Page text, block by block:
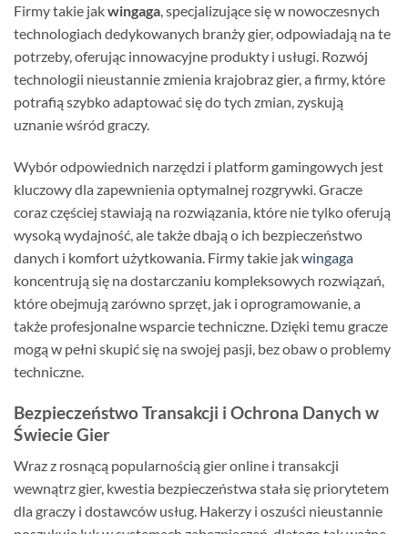
Firmy takie jakwingaga, specjalizujące się w nowoczesnych
technologiach dedykowanych branży gier, odpowiadają na te
potrzeby, oferując innowacyjne produkty i usługi. Rozwój
technologii nieustannie zmienia krajobraz gier, a firmy, które
potrafią szybko adaptować się do tych zmian, zyskują
uznanie wśród graczy.
Wybór odpowiednich narzędzi i platform gamingowych jest
kluczowy dla zapewnienia optymalnej rozgrywki. Gracze
coraz częściej stawiają na rozwiązania, które nie tylko oferują
wysoką wydajność, ale także dbają o ich bezpieczeństwo
danych i komfort użytkowania. Firmy takie jakwingaga
koncentrują się na dostarczaniu kompleksowych rozwiązań,
które obejmują zarówno sprzęt, jak i oprogramowanie, a
także profesjonalne wsparcie techniczne. Dzięki temu gracze
mogą w pełni skupić się na swojej pasji, bez obaw o problemy
techniczne.
Bezpieczeństwo Transakcji i Ochrona Danych w
Świecie Gier
Wraz z rosnącą popularnością gier online i transakcji
wewnątrz gier, kwestia bezpieczeństwa stała się priorytetem
dla graczy i dostawców usług. Hakerzy i oszuści nieustannie